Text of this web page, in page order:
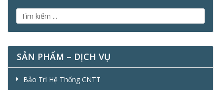
SẢN PHẨM – DỊCH VỤ
Bảo Trì Hệ Thống CNTT